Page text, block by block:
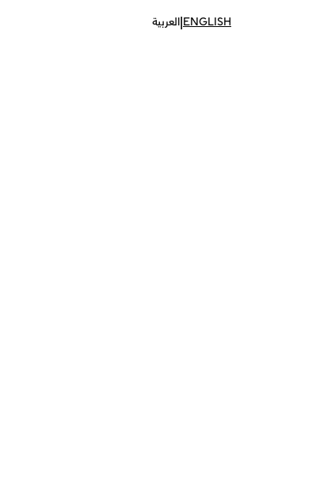
ENGLISH
|العربية